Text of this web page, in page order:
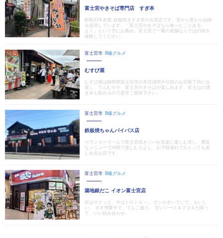
富士宮やきそば専門店 すぎ本
昭和23年創業 鉄板焼きすぎ本の出張店です。昔から変わらぬ味
を提供しています。「富士宮やきそばなら食べたことある
よ！」という方にお薦め。富士宮で一番の老舗ならではの味を
体験してください。
富士宮市 B級グルメ
むすび屋
むすび屋は静岡県富士宮市の本宮浅間大社前のお宮横丁内に位
置し、てんむすや、富士宮やきそばが楽しめます、富士山の湧
き水も飲めるので是非ご賞味下さい。
富士宮市 B級グルメ
鉄板焼ちゃんバイパス店
カウンターで一人で富士宮焼きソバを気楽に楽しむ良し、豊富
なメニューで仲間で楽しむもよし、お子様連れでもとっても楽
しめるお店です。
富士宮市 B級グルメ
築地銀だこ イオン富士宮店
外はサクッと、中はトロトロ～。 ダシがきいていて、おいし
い。 ネギ増量中で、てんこ盛り。 甘いソース＆マヨ＆七味っ
て、いい組み合わせ。